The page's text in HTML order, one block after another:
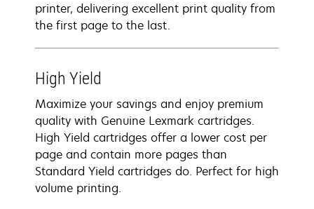
printer, delivering excellent print quality from
the first page to the last.
High Yield
Maximize your savings and enjoy premium
quality with Genuine Lexmark cartridges.
High Yield cartridges offer a lower cost per
page and contain more pages than
Standard Yield cartridges do. Perfect for high
volume printing.